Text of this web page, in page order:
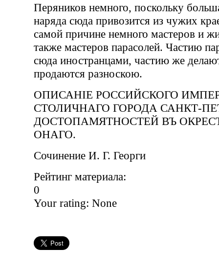
Перяников немного, поскольку
наряда сюда привозится из чужих
самой причине немного мастеров и
также мастеров парасолей. Частию
сюда иностранцами, частию же
продаются разноскою.
ОПИСАНIЕ РОССИЙСКОГО
СТОЛИЧНАГО ГОРОДА САНКТ-
ДОСТОПАМЯТНОСТЕЙ ВЪ
ОНАГО.
Сочинение И. Г. Георги
Рейтинг материала:
0
Your rating: None